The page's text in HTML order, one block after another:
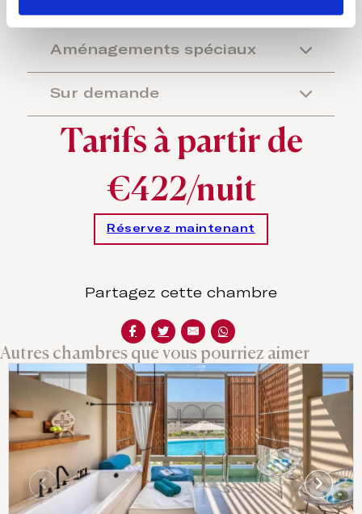
Aménagements spéciaux
Sur demande
Tarifs à partir de
€422/nuit
Réservez maintenant
Partagez cette chambre
Autres chambres que vous pourriez aimer